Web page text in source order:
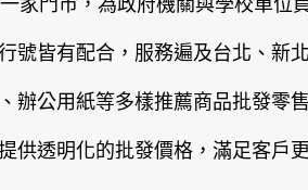
號皆有配合，服務遍及台北、新
辦公用紙等多樣推薦商品批發零售
供透明化的批發價格，滿足客戶